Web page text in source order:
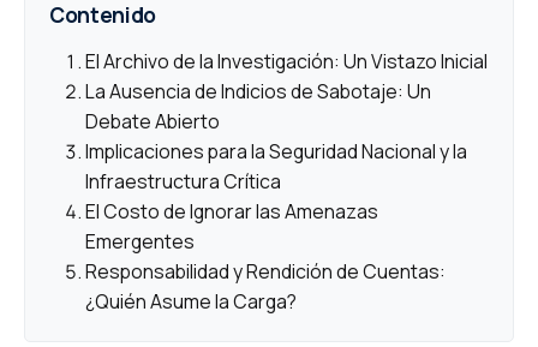
Contenido
El Archivo de la Investigación: Un Vistazo Inicial
La Ausencia de Indicios de Sabotaje: Un
Debate Abierto
Implicaciones para la Seguridad Nacional y la
Infraestructura Crítica
El Costo de Ignorar las Amenazas
Emergentes
Responsabilidad y Rendición de Cuentas:
¿Quién Asume la Carga?